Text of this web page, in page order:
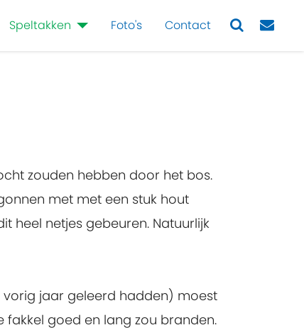
Speltakken Foto's Contact
zouden hebben door het bos.
met met een stuk hout
heel netjes gebeuren. Natuurlijk
jaar geleerd hadden) moest
goed en lang zou branden.